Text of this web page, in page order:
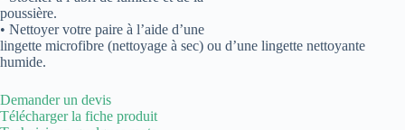
poussière.
• Nettoyer votre paire à l’aide d’une
lingette microfibre (nettoyage à sec) ou d’une lingette nettoyante
humide.
Demander un devis
Télécharger la fiche produit